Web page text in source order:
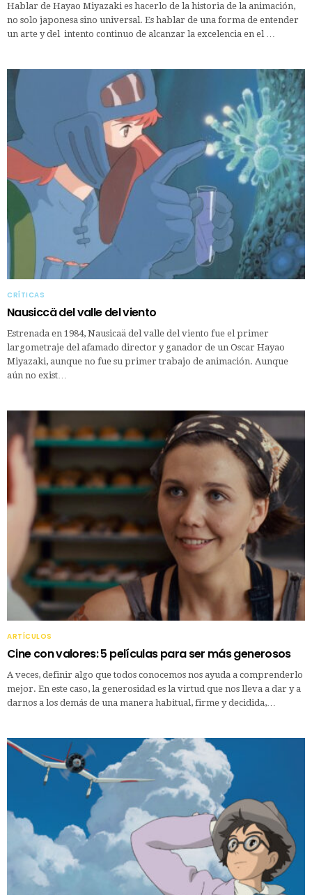
Hablar de Hayao Miyazaki es hacerlo de la historia de la animación,
no solo japonesa sino universal. Es hablar de una forma de entender
un arte y del intento continuo de alcanzar la excelencia en el …
CRÍTICAS
Nausiccä del valle del viento
Estrenada en 1984, Nausicaä del valle del viento fue el primer
largometraje del afamado director y ganador de un Oscar Hayao
Miyazaki, aunque no fue su primer trabajo de animación. Aunque
aún no exist…
ARTÍCULOS
Cine con valores: 5 películas para ser más generosos
A veces, definir algo que todos conocemos nos ayuda a comprenderlo
mejor. En este caso, la generosidad es la virtud que nos lleva a dar y a
darnos a los demás de una manera habitual, firme y decidida,…